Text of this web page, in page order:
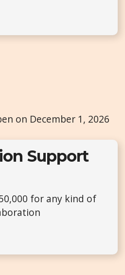
on December 1, 2026
Support
for any kind of